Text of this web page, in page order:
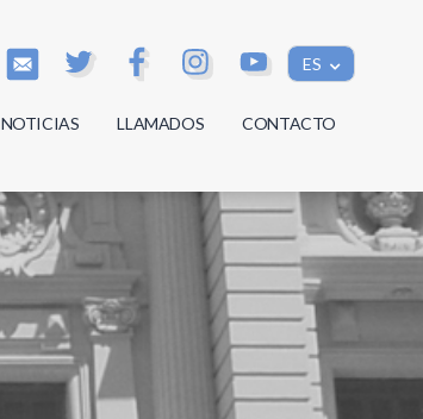
ES
NOTICIAS LLAMADOS CONTACTO